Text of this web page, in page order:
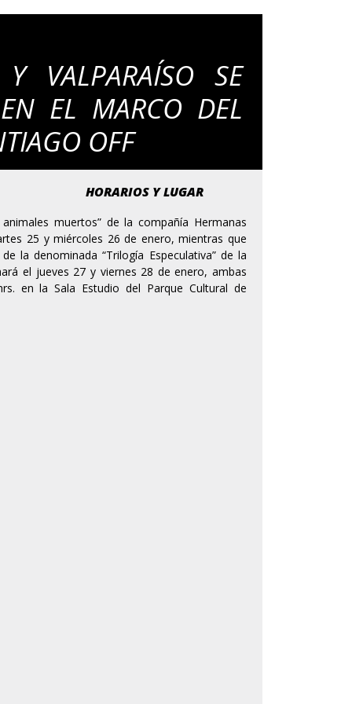
VALPARAÍSO SE
EL MARCO DEL
OFF
HORARIOS Y LUGAR
muertos” de la compañía Hermanas
25 y miércoles 26 de enero, mientras que
la denominada “Trilogía Especulativa” de la
el jueves 27 y viernes 28 de enero, ambas
en la Sala Estudio del Parque Cultural de